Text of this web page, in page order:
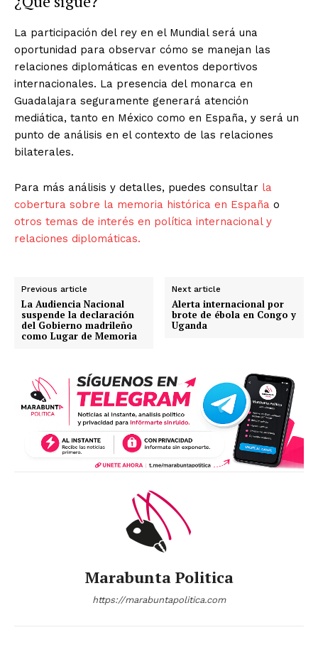
La participación del rey en el Mundial será una
oportunidad para observar cómo se manejan las
relaciones diplomáticas en eventos deportivos
internacionales. La presencia del monarca en
Guadalajara seguramente generará atención
mediática, tanto en México como en España, y será un
punto de análisis en el contexto de las relaciones
bilaterales.
Para más análisis y detalles, puedes consultar la
cobertura sobre la memoria histórica en España o
otros temas de interés en política internacional y
relaciones diplomáticas.
Previous article
La Audiencia Nacional
suspende la declaración
del Gobierno madrileño
como Lugar de Memoria
Next article
Alerta internacional por
brote de ébola en Congo y
Uganda
Marabunta Politica
https://marabuntapolitica.com